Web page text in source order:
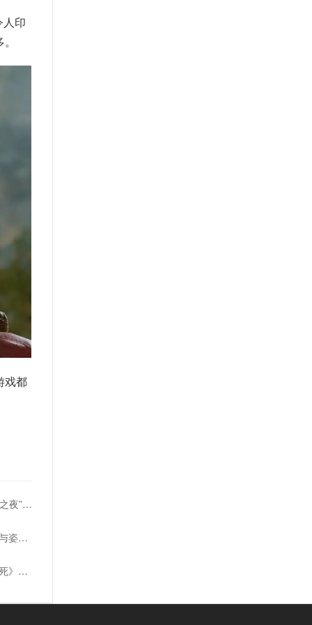
印
戏都
KRAFTON参加科隆国际游戏展“开幕之夜” 首次公开俩新作《越来越黑暗手游》《InZOl》
视觉盛宴《剑星》开发商曝光新服装与姿势图
Red Art Games遭网络攻击《祝你好死》发行受阻